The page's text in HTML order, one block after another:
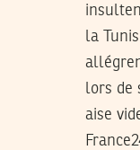
la
lors de
aise